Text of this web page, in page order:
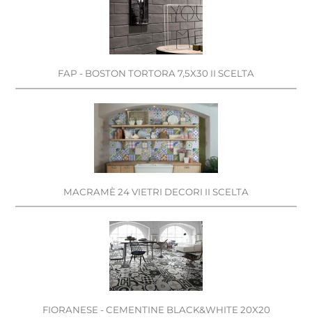
FAP - BOSTON TORTORA 7,5X30 II SCELTA
MACRAMÈ 24 VIETRI DECORI II SCELTA
FIORANESE - CEMENTINE BLACK&WHITE 20X20